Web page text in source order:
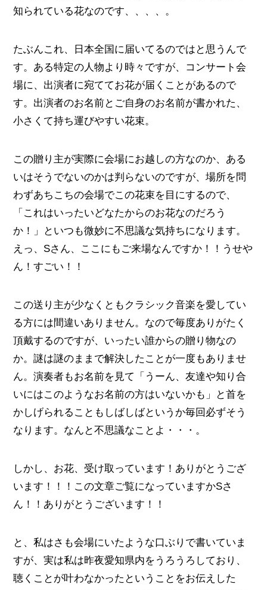
知られている花なのです、、、、。
たぶんこれ、日本全国に届いてるのではと思うんで
す。ある特定の人物より時々ですが、コンサート会
場に、出演者に宛ててお花が届くことがあるので
す。出演者のお名前とご自身のお名前が書かれた、
小さくて持ち運びやすい花束。
この贈り主が実際に会場にお越しの方なのか、ある
いはそうでないのかは判らないのですが、場所を問
わずあちこちの会場でこの花束を目にするので、
「これはいったいどなたからのお花なのだろう
か！」といつも微妙に不思議な気持ちになります。
えっ、Sさん、ここにもご来場なんですか！！うせや
ん！すごい！！
この送り主が少なくともクラシック音楽を愛してい
る方には間違いありません。なので毎度ありがたく
頂戴するのですが、いったい誰からの贈り物なの
か。謎は謎のままで解決したことが一度もありませ
ん。演奏者もお名前を見て「うーん、友達や知り合
いにはこのようなお名前の方はいないかも」と首を
かしげられることもしばしばというか毎回必ずそう
なります。なんと不思議なことよ・・・。
しかし、お花、受け取っています！ありがとうござ
います！！！この文章ご覧になっていますかSさ
ん！！ありがとうございます！！
と、私はさも会場にいたような口ぶりで書いていま
すが、実は私は昨夜愛知県内をうろうろしており、
聴くことが叶わなかったということをお伝えした